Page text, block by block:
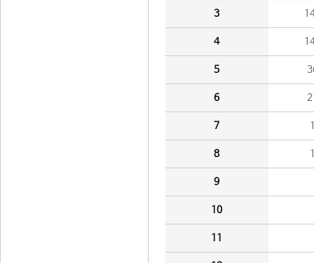
3
4
5
6
7
8
9
10
11